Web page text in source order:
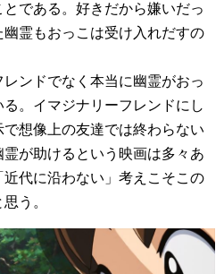
である。好きだから嫌いだっ
霊もおっこは受け入れだすの
ンドでなく本当に幽霊がおっ
。イマジナリーフレンドにし
想像上の友達では終わらない
が助けるという映画は多々あ
代に沿わない」考えこそこの
う。